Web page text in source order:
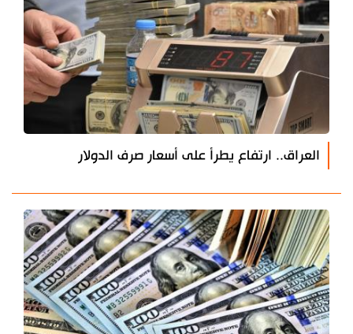
العراق.. ارتفاع يطرأ على أسعار صرف الدولار